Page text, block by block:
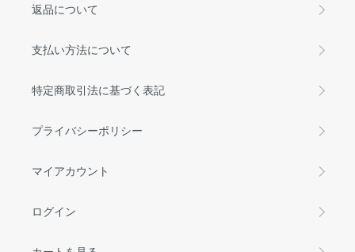
返品について
支払い方法について
特定商取引法に基づく表記
プライバシーポリシー
マイアカウント
ログイン